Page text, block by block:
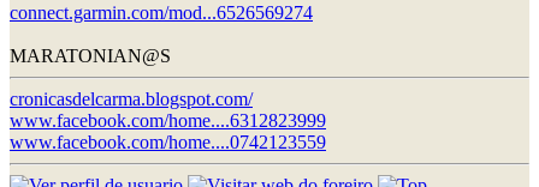
connect.garmin.com/mod...6526569274
MARATONIAN@S
cronicasdelcarma.blogspot.com/
www.facebook.com/home....6312823999
www.facebook.com/home....0742123559